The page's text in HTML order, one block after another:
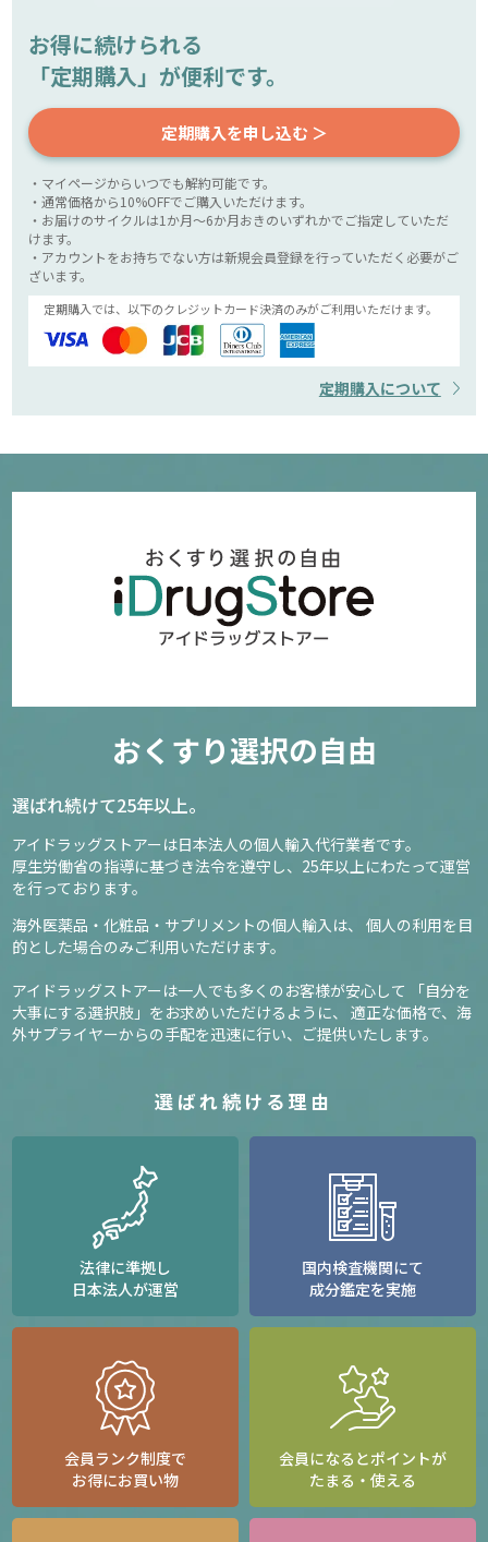
お得に続けられる
「定期購入」が便利です。
定期購入を申し込む ＞
・マイページからいつでも解約可能です。
・通常価格から10%OFFでご購入いただけます。
・お届けのサイクルは1か月～6か月おきのいずれかでご指定していただ
けます。
・アカウントをお持ちでない方は新規会員登録を行っていただく必要がご
ざいます。
定期購入では、以下のクレジットカード決済のみがご利用いただけます。
定期購入について
おくすり選択の自由
選ばれ続けて25年以上。
アイドラッグストアーは日本法人の個人輸入代行業者です。
厚生労働省の指導に基づき法令を遵守し、 25年以上にわたって運営
を行っております。
海外医薬品・化粧品・サプリメントの個人輸入は、
個人の利用を目
的とした場合のみご利用いただけます。
アイドラッグストアーは一人でも多くのお客様が安心して
「自分を
大事にする選択肢」をお求めいただけるように、
適正な価格で、海
外サプライヤーからの手配を迅速に行い、ご提供いたします。
選ばれ続ける理由
法律に準拠し
日本法人が運営
国内検査機関にて
成分鑑定を実施
会員ランク制度で
お得にお買い物
会員になるとポイントが
たまる・使える